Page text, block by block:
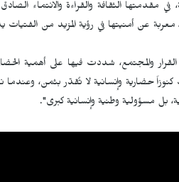
مقدمتها الثقافة والقراءة والانتماء
معربة عن أمنيتها في رؤية المزيد من
والمجتمع، شددت فيها على أهمية الحضارة
كنوزاً حضارية وإنسانية لا تُقدّر بثمن،
بل مسؤولية وطنية وإنسانية كبرى".